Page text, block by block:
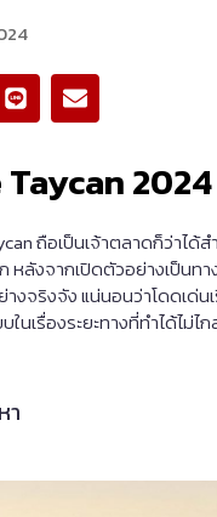
L
i
n
E
n
v
l
o
p
e
2024
ถือเป็นเจ้าตลาดก็ว่าได้ส
หลังจากเปิดตัวอย่างเป็นทา
งจริงจัง แน่นอนว่าโดดเด่น
ในเรื่องระยะทางที่ทำได้ไม่ไ
า